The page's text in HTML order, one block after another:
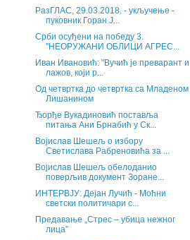
РазГЛАС, 29.03.2018. - укључење -
пуковник Горан Ј...
Срби осуђени на победу 3.
''НЕОРУЖАНИ ОБЛИЦИ АГРЕС...
Иван Ивановић: "Вучић је преварант и
лажов, који р...
Од четвртка до четвртка са Младеном
Лишанином
Ђорђе Вукадиновић поставља
питања Ани Брнабић у Ск...
Војислав Шешељ о избору
Светислава Рабреновића за ...
Војислав Шешељ обелоданио
поверљив документ Зоране...
ИНТЕРВЈУ: Дејан Лучић - Моћни
светски политичари с...
Предавање „Стрес – убица нежног
лица”